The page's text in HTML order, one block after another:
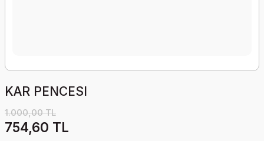
KAR PENCESI
1.000,00 TL
754,60 TL